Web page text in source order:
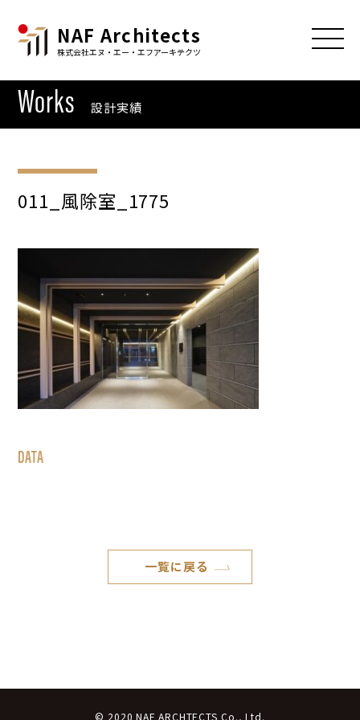
NAF Architects
株式会社エヌ・エー・エフアーキテクツ
Works 設計実績
011_風除室_1775
DATA
一覧に戻る
© 2020 NAF ARCHTECTS Co., Ltd.